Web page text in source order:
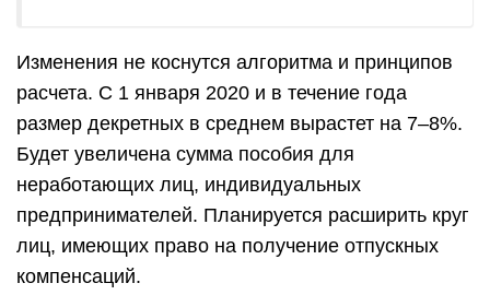
Изменения не коснутся алгоритма и принципов
расчета. С 1 января 2020 и в течение года
размер декретных в среднем вырастет на 7–8%.
Будет увеличена сумма пособия для
неработающих лиц, индивидуальных
предпринимателей. Планируется расширить круг
лиц, имеющих право на получение отпускных
компенсаций.